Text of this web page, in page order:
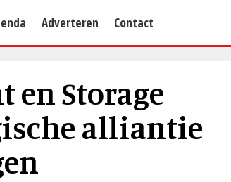
Adverteren Contact
en Storage
alliantie